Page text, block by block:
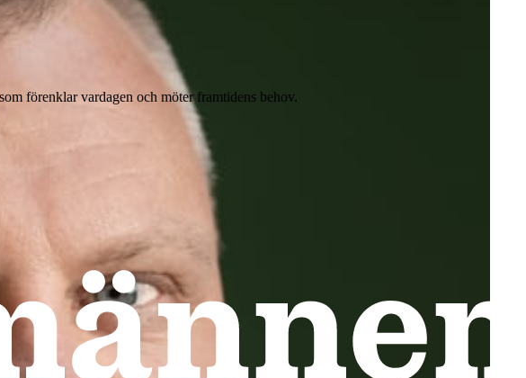
förenklar vardagen och möter framtidens behov.